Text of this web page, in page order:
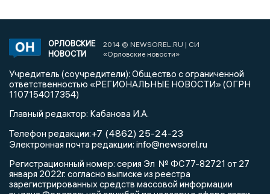
ОРЛОВСКИЕ
НОВОСТИ
2014 © NEWSOREL.RU | СИ
«Орловские новости»
Учредитель (соучредители): Общество с ограниченной
ответственностью «РЕГИОНАЛЬНЫЕ НОВОСТИ» (ОГРН
1107154017354)
Главный редактор: Кабанова И.А.
Телефон редакции:+7 (4862) 25-24-23
Электронная почта редакции: info@newsorel.ru
Регистрационный номер: серия Эл № ФС77-82721 от 27
января 2022г. согласно выписке из реестра
зарегистрированных средств массовой информации